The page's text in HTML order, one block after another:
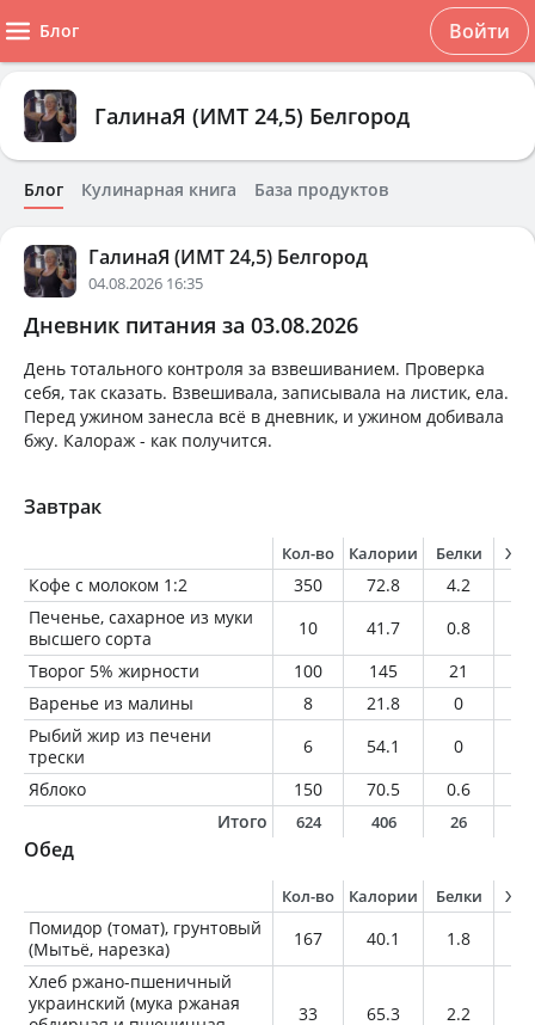
Блог Войти
ГалинаЯ (ИМТ 24,5) Белгород
Блог Кулинарная книга База продуктов
ГалинаЯ (ИМТ 24,5) Белгород
04.08.2026 16:35
Дневник питания за 03.08.2026
День тотального контроля за взвешиванием. Проверка
себя, так сказать. Взвешивала, записывала на листик, ела.
Перед ужином занесла всё в дневник, и ужином добивала
бжу. Калораж - как получится.
Завтрак
Кол-во Калории Белки
Кофе с молоком 1:2 350 72.8 4.2
Печенье, сахарное из муки
высшего сорта
10 41.7 0.8
Творог 5% жирности
100 145 21
Варенье из малины
8 21.8 0
Рыбий жир из печени
трески
6 54.1 0
Яблоко
150 70.5 0.6
Итого
624 406 26
Обед
Кол-во Калории Белки
Помидор (томат), грунтовый
(Мытьё, нарезка)
167 40.1 1.8
Хлеб ржано-пшеничный
украинский (мука ржаная
33 65.3 2.2